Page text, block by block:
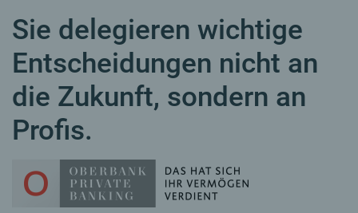
Sie delegieren wichtige
Entscheidungen nicht an
die Zukunft, sondern an
Profis.